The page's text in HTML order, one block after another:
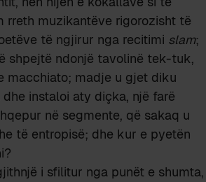
muzikantëve rigorozisht të
të ngjirur nga recitimi slam;
shpejtë ndonjë tavolinë tek-tuk,
macchiato; madje u gjet diku
instaloi aty diçka, një farë
në segmente, që sakaq u
të entropisë; dhe kur e pyetën
i sfilitur nga punët e shumta,